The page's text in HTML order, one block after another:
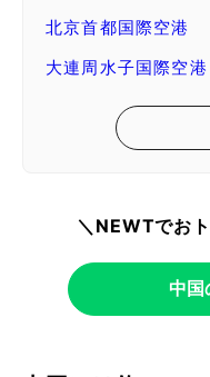
北京首都国際空港
大連周水子国際空港
＼NEWTでお
中国